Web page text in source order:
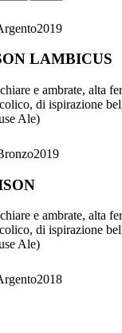
2019
LAMBICUS
e ambrate, alta
di ispirazione
Ale)
2019
e ambrate, alta
di ispirazione
Ale)
2018